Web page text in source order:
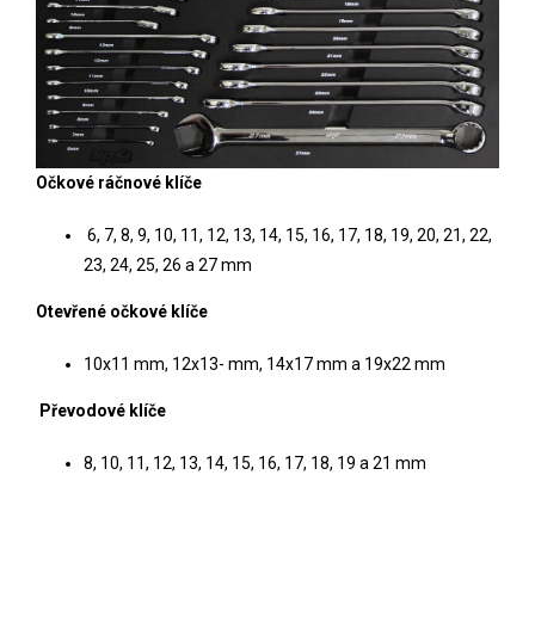
Očkové ráčnové klíče
6, 7, 8, 9, 10, 11, 12, 13, 14, 15, 16, 17, 18, 19, 20, 21, 22,
23, 24, 25, 26 a 27 mm
Otevřené očkové klíče
10x11 mm, 12x13- mm, 14x17 mm a 19x22 mm
Převodové klíče
8, 10, 11, 12, 13, 14, 15, 16, 17, 18, 19 a 21 mm